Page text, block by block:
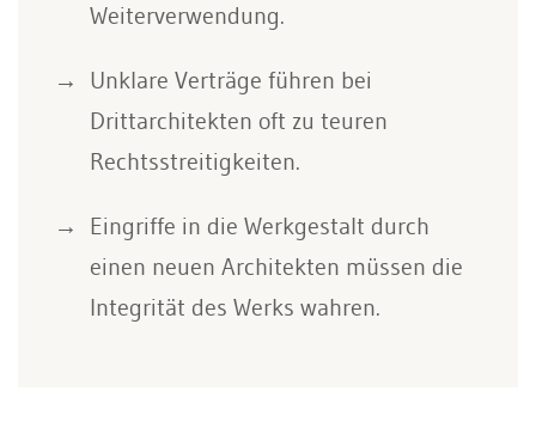
Weiterverwendung.
Unklare Verträge führen bei
Drittarchitekten oft zu teuren
Rechtsstreitigkeiten.
Eingriffe in die Werkgestalt durch
einen neuen Architekten müssen die
Integrität des Werks wahren.